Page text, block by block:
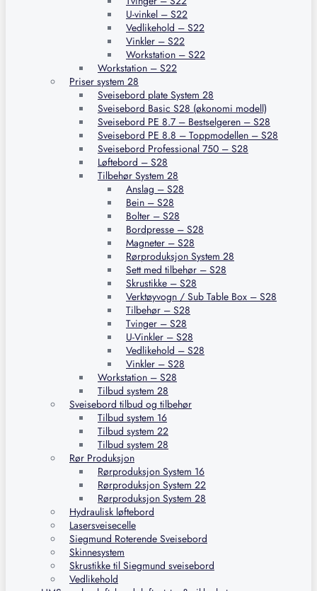
U-vinkel – S22
Vedlikehold – S22
Vinkler – S22
Workstation – S22
Workstation – S22
Priser system 28
Sveisebord plate System 28
Sveisebord Basic S28 (økonomi modell)
Sveisebord PE 8.7 – Bestselgeren – S28
Sveisebord PE 8.8 – Toppmodellen – S28
Sveisebord Professional 750 – S28
Løftebord – S28
Tilbehør System 28
Anslag – S28
Bein – S28
Bolter – S28
Bordpresse – S28
Magneter – S28
Rørproduksjon System 28
Sett med tilbehør – S28
Skrustikke – S28
Verktøyvogn / Sub Table Box – S28
Tilbehør – S28
Tvinger – S28
U-Vinkler – S28
Vedlikehold – S28
Vinkler – S28
Workstation – S28
Tilbud system 28
Sveisebord tilbud og tilbehør
Tilbud system 16
Tilbud system 22
Tilbud system 28
Rør Produksjon
Rørproduksjon System 16
Rørproduksjon System 22
Rørproduksjon System 28
Hydraulisk løftebord
Lasersveisecelle
Siegmund Roterende Sveisebord
Skinnesystem
Skrustikke til Siegmund sveisebord
Vedlikehold